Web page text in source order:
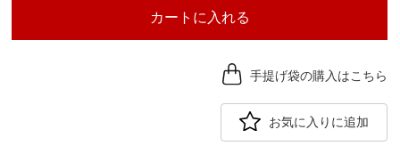
カートに入れる
手提げ袋の購入はこちら
お気に入りに追加